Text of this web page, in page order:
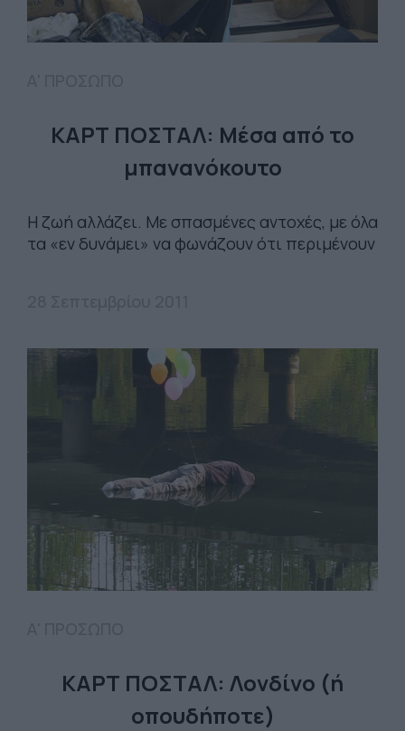
ΚΑΡΤ ΠΟΣΤΑΛ: Μέσα από το
μπανανόκουτο
Η ζωή αλλάζει. Με σπασμένες αντοχές, με όλα
τα «εν δυνάμει» να φωνάζουν ότι περιμένουν
ΚΑΡΤ ΠΟΣΤΑΛ: Λονδίνο (ή
οπουδήποτε)